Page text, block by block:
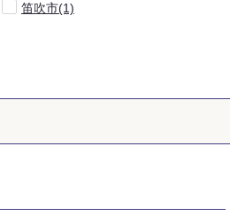
笛吹市(1)